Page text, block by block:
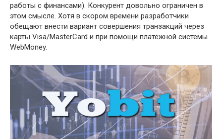
работы с финансами). Конкурент довольно ограничен в
этом смысле. Хотя в скором времени разработчики
обещают внести вариант совершения транзакций через
карты Visa/MasterCard и при помощи платежной системы
WebMoney.